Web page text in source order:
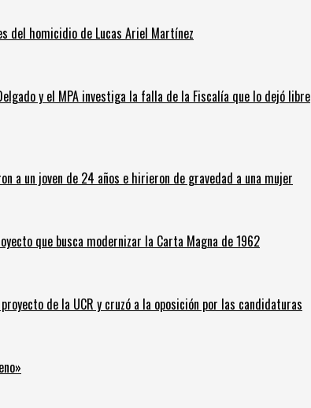
del homicidio de Lucas Ariel Martínez
y el MPA investiga la falla de la Fiscalía que lo dejó libre
a un joven de 24 años e hirieron de gravedad a una mujer
que busca modernizar la Carta Magna de 1962
de la UCR y cruzó a la oposición por las candidaturas